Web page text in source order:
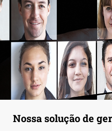
Nossa solução de